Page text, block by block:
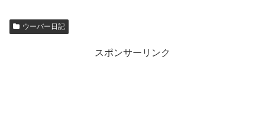
ウーバー日記
スポンサーリンク